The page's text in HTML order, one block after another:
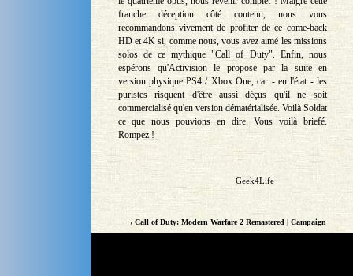
franche déception côté contenu, nous vous
recommandons vivement de profiter de ce come-back
HD et 4K si, comme nous, vous avez aimé les missions
solos de ce mythique "Call of Duty". Enfin, nous
espérons qu'Activision le propose par la suite en
version physique PS4 / Xbox One, car - en l'état - les
puristes risquent d'être aussi déçus qu'il ne soit
commercialisé qu'en version dématérialisée. Voilà Soldat
ce que nous pouvions en dire. Vous voilà briefé.
Rompez !
Geek4Life
› Call of Duty: Modern Warfare 2 Remastered | Campaign